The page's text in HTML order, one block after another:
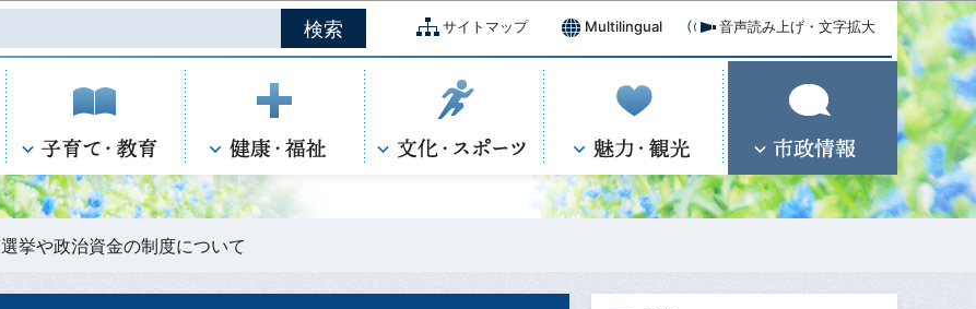
このページの本文へ移動
サイトマップ Multilingual 音声読み上げ・文字拡大
選挙や政治資金の制度について